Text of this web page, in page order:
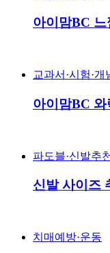
아이맘BC
교과서·시험·개
아이맘BC
파도블·신발추
신발 사이즈
치매예방·운동